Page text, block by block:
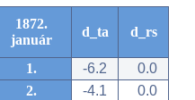
1872.
január
d_ta d_rs
1. -6.2
0.0
2.
-4.1
0.0